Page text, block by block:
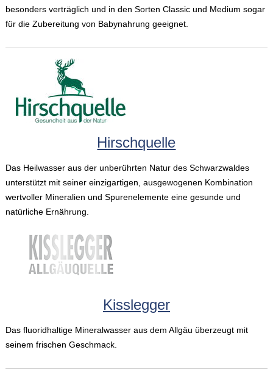
besonders verträglich und in den Sorten Classic und Medium sogar
für die Zubereitung von Babynahrung geeignet.
Hirschquelle
Das Heilwasser aus der unberührten Natur des Schwarzwaldes
unterstützt mit seiner einzigartigen, ausgewogenen Kombination
wertvoller Mineralien und Spurenelemente eine gesunde und
natürliche Ernährung.
Kisslegger
Das fluoridhaltige Mineralwasser aus dem Allgäu überzeugt mit
seinem frischen Geschmack.